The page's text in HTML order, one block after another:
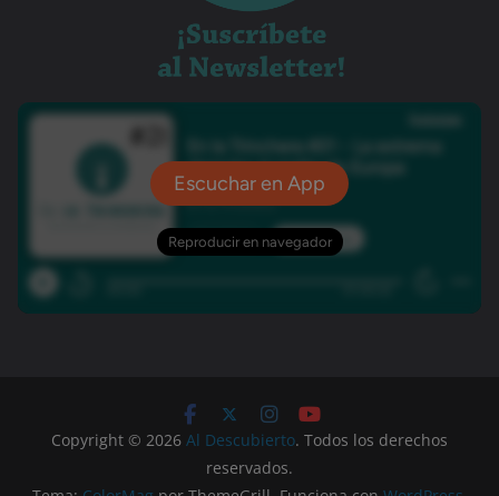
Copyright © 2026 Al Descubierto. Todos los derechos
reservados.